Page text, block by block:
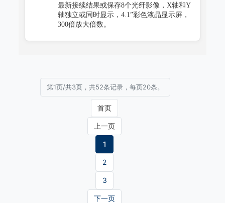
最新接续结果或保存8个光纤影像，X轴和Y
轴独立或同时显示，4.1”彩色液晶显示屏，
300倍放大倍数。
第1页/共3页，共52条记录，每页20条。
首页
上一页
1
2
3
下一页